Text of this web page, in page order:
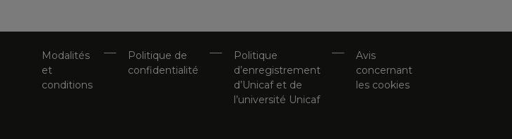
Modalités
et
conditions
Politique de
confidentialité
Politique
d’enregistrement
d’Unicaf et de
l’université Unicaf
Avis
concernant
les cookies